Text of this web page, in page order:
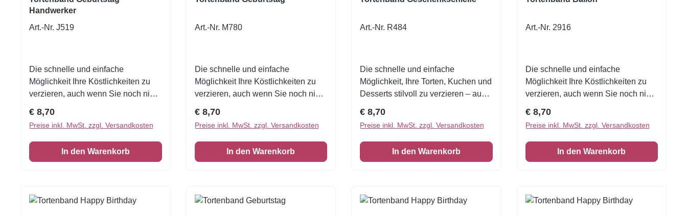
Handwerker
Art.-Nr. J519
Die schnelle und einfache
Möglichkeit Ihre Köstlichkeiten zu
verzieren, auch wenn Sie noch nie
wunderschöne Tortenumrandung
essbar 1 VE = 3 Stück Zuckerfolie
6,5 x 26 cm Zutaten: Tapiokastärke,
Glukosesirup, getrockneter
Verdickungsmittel: Gummi arabicum
Regulärer Preis:
€ 8,70
Preise inkl. MwSt. zzgl. Versandkosten
In den Warenkorb
Art.-Nr. M780
Die schnelle und einfache
Möglichkeit Ihre Köstlichkeiten zu
verzieren, auch wenn Sie noch nie
wunderschöne Tortenumrandung
essbar 1 VE = 3 Stück Zuckerfolie
6,5 x 26 cmDesigned by Freepik
Regulärer Preis:
€ 8,70
Preise inkl. MwSt. zzgl. Versandkosten
In den Warenkorb
Art.-Nr. R484
Die schnelle und einfache
Möglichkeit, Ihre Torten, Kuchen und
Desserts stilvoll zu verzieren – auch
haben! Mit unserer wunderschönen
essbaren Tortenumrandung
verwandeln Sie jedes Gebäck in ein
echtes Highlight. Produktdetails:
verarbeiten Maße: Je Stück 6,5 cm
Regulärer Preis:
€ 8,70
Preise inkl. MwSt. zzgl. Versandkosten
In den Warenkorb
Art.-Nr. 2916
Die schnelle und einfache
Möglichkeit Ihre Köstlichkeiten zu
verzieren, auch wenn Sie noch nie
wunderschöne Tortenumrandung
essbar1 VE = 3 Stück Zuckerfolie
6,5 x 26 cm
Regulärer Preis:
€ 8,70
Preise inkl. MwSt. zzgl. Versandkosten
In den Warenkorb